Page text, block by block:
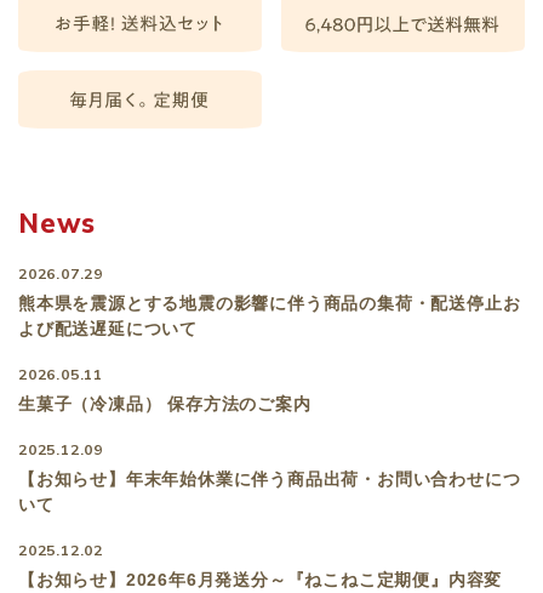
News
2026.07.29
熊本県を震源とする地震の影響に伴う商品の集荷・配送停止お
よび配送遅延について
2026.05.11
生菓子（冷凍品） 保存⽅法のご案内
2025.12.09
【お知らせ】年末年始休業に伴う商品出荷・お問い合わせにつ
いて
2025.12.02
【お知らせ】2026年6月発送分～『ねこねこ定期便』内容変